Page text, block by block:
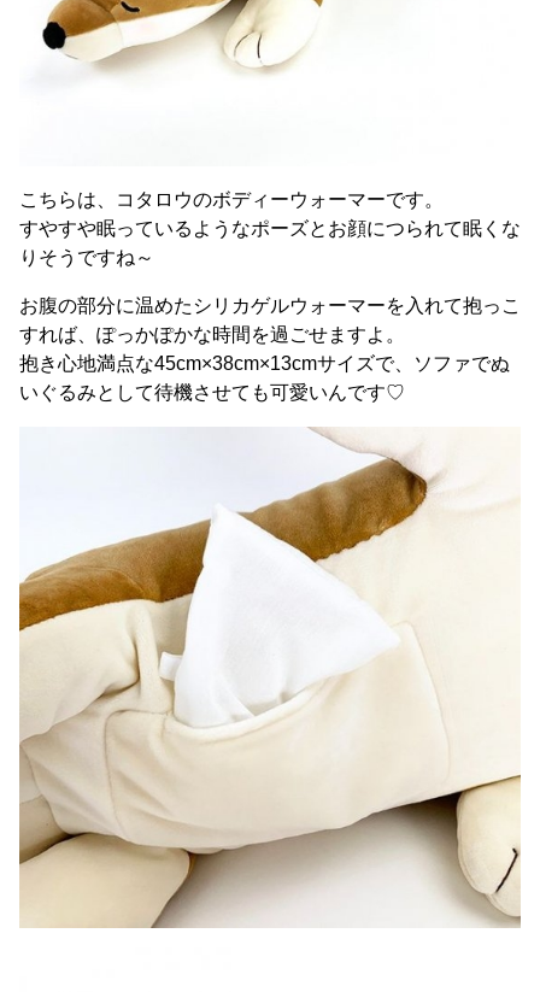
こちらは、コタロウのボディーウォーマーです。
すやすや眠っているようなポーズとお顔につられて眠くな
りそうですね～
お腹の部分に温めたシリカゲルウォーマーを入れて抱っこ
すれば、ぽっかぽかな時間を過ごせますよ。
抱き心地満点な45cm×38cm×13cmサイズで、ソファでぬ
いぐるみとして待機させても可愛いんです♡